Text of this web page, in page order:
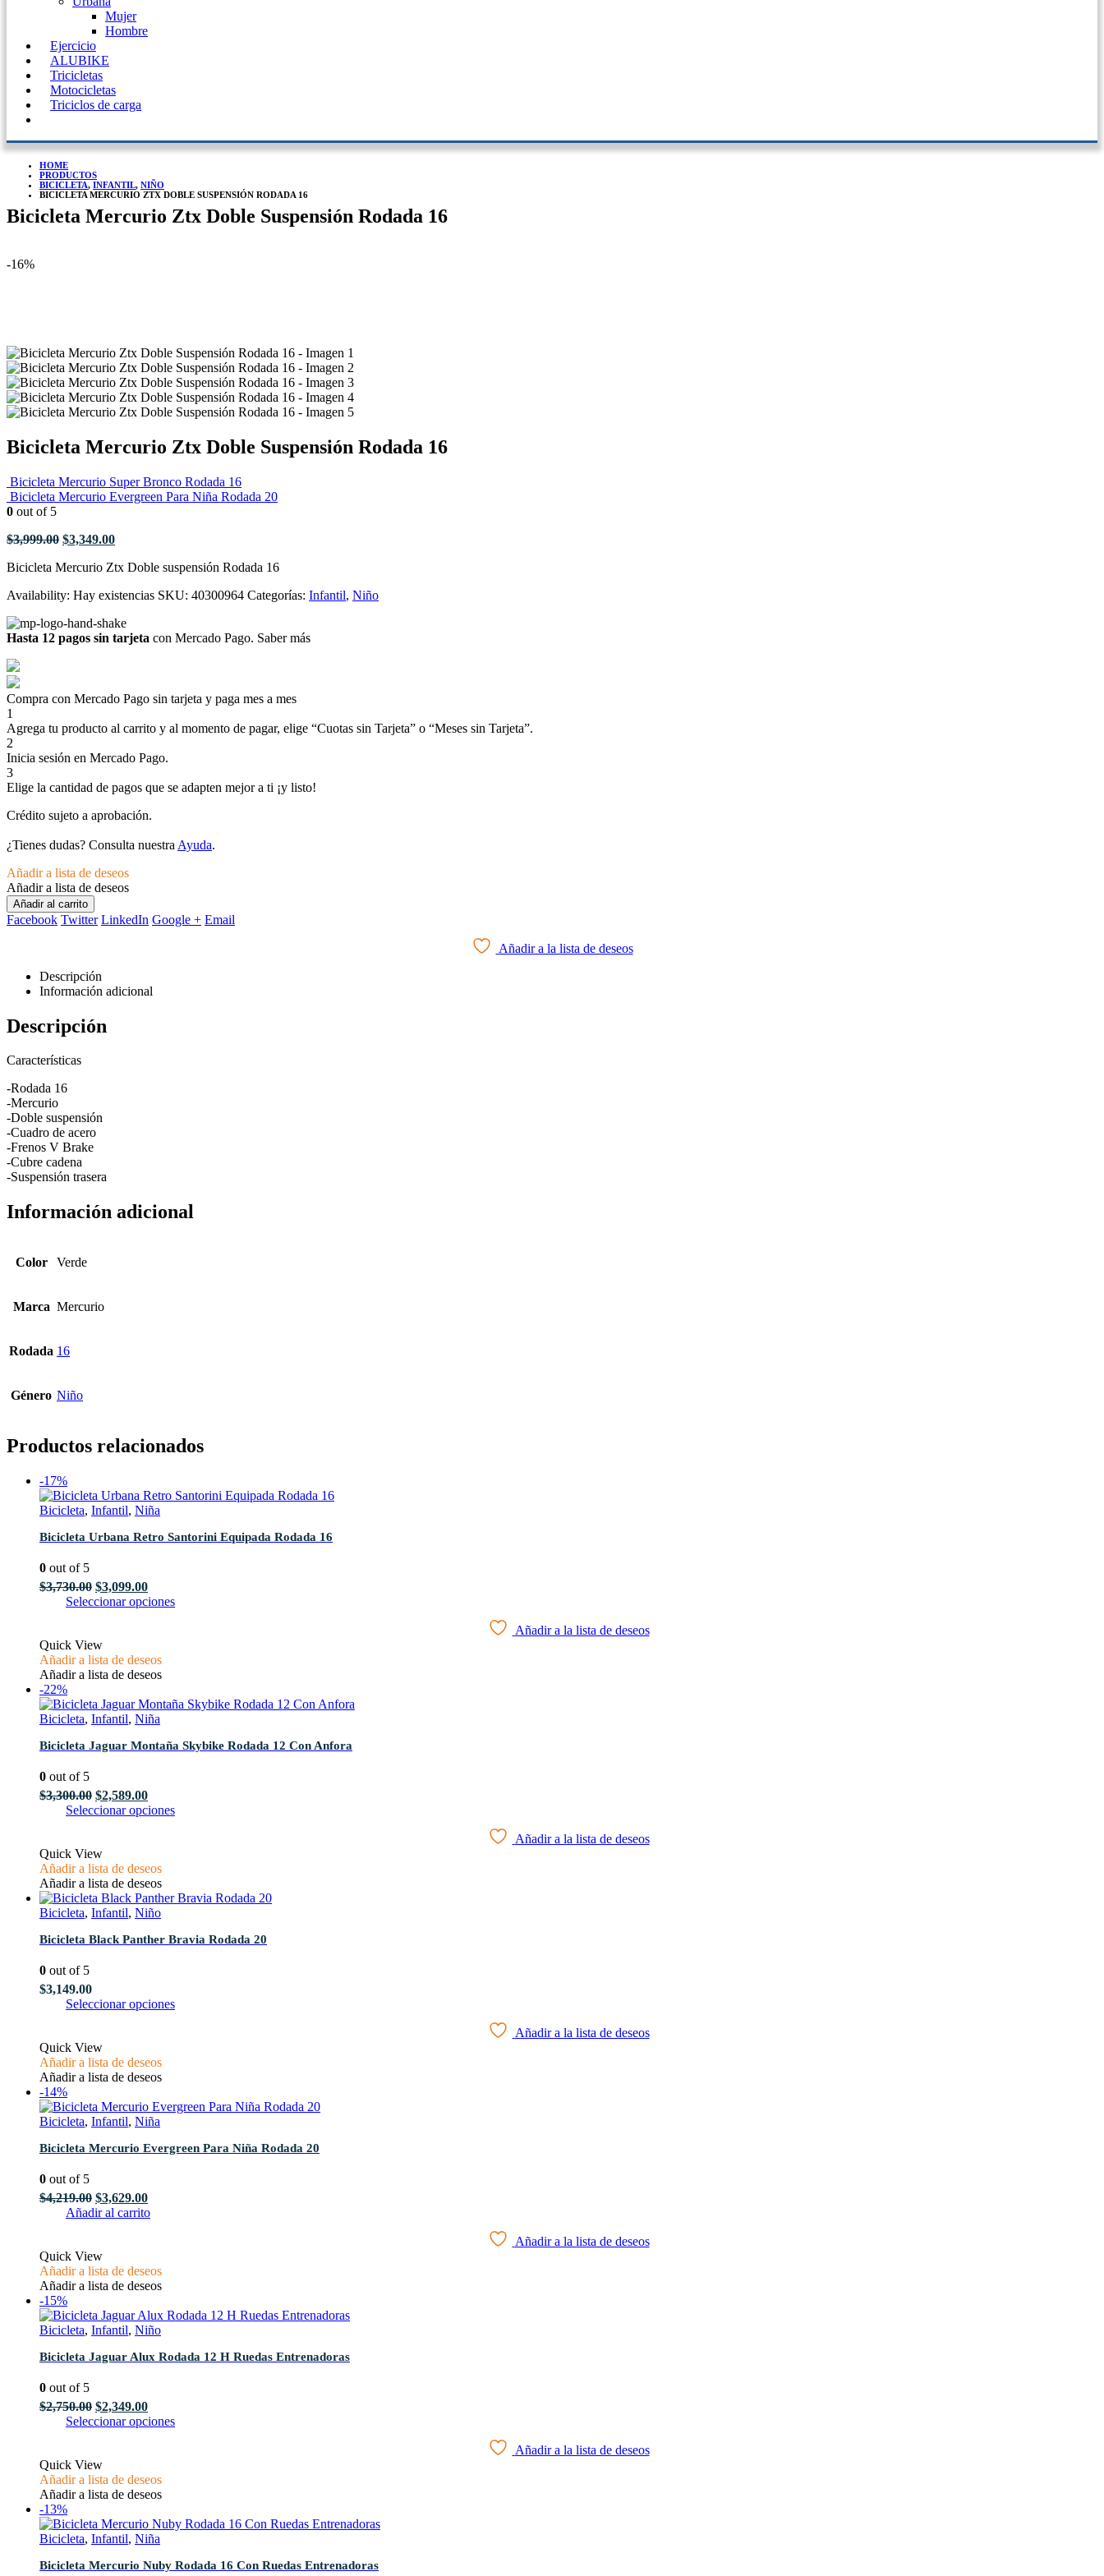
Mujer
Hombre
Ejercicio
ALUBIKE
Tricicletas
Motocicletas
Triciclos de carga
HOME
PRODUCTOS
BICICLETA, INFANTIL, NIÑO
BICICLETA MERCURIO ZTX DOBLE SUSPENSIÓN RODADA 16
Bicicleta Mercurio Ztx Doble Suspensión Rodada 16
-16%
Bicicleta Mercurio Ztx Doble Suspensión Rodada 16
Bicicleta Mercurio Super Bronco Rodada 16
Bicicleta Mercurio Evergreen Para Niña Rodada 20
0 out of 5
$3,999.00 El
original
$3,999.00.
$3,349.00El
actual
$3,349.00.
Bicicleta Mercurio Ztx Doble suspensión Rodada 16
Availability: Hay existencias SKU: 40300964 Categorías: Infantil, Niño
Hasta 12 pagos sin tarjeta con Mercado Pago. Saber más
Compra con Mercado Pago sin tarjeta y paga mes a mes
1
Agrega tu producto al carrito y al momento de pagar, elige “Cuotas sin Tarjeta” o “Meses sin Tarjeta”.
2
Inicia sesión en Mercado Pago.
3
Elige la cantidad de pagos que se adapten mejor a ti ¡y listo!
Crédito sujeto a aprobación.
¿Tienes dudas? Consulta nuestra Ayuda.
Añadir a lista de deseos
Añadir a lista de deseos
Añadir al carrito
Facebook Twitter LinkedIn Google + Email
Añadir a la lista de deseos
Descripción
Información adicional
Descripción
Características
-Rodada 16
-Mercurio
-Doble suspensión
-Cuadro de acero
-Frenos V Brake
-Cubre cadena
-Suspensión trasera
Información adicional
Color Verde
Marca Mercurio
Rodada 16
Género Niño
Productos relacionados
-17%
Bicicleta, Infantil, Niña
Bicicleta Urbana Retro Santorini Equipada Rodada 16
0 out of 5
$3,730.00 El
precio
$3,730.00.
$3,099.00El
precio
Seleccionar opciones
se
en
Añadir a la lista de deseos
Quick View
Añadir a lista de deseos
Añadir a lista de deseos
-22%
Bicicleta, Infantil, Niña
Bicicleta Jaguar Montaña Skybike Rodada 12 Con Anfora
0 out of 5
$3,300.00 El
precio
$3,300.00.
$2,589.00El
precio
Seleccionar opciones
opciones
elegir
Añadir a la lista de deseos
Quick View
Añadir a lista de deseos
Añadir a lista de deseos
Bicicleta, Infantil, Niño
Bicicleta Black Panther Bravia Rodada 20
0 out of 5
$3,149.00
Seleccionar opciones
se
en
Añadir a la lista de deseos
Quick View
Añadir a lista de deseos
Añadir a lista de deseos
-14%
Bicicleta, Infantil, Niña
Bicicleta Mercurio Evergreen Para Niña Rodada 20
0 out of 5
$4,219.00 El
precio
$4,219.00.
$3,629.00El
precio
Añadir al carrito
Añadir a la lista de deseos
Quick View
Añadir a lista de deseos
Añadir a lista de deseos
-15%
Bicicleta, Infantil, Niño
Bicicleta Jaguar Alux Rodada 12 H Ruedas Entrenadoras
0 out of 5
$2,750.00 El
precio
$2,750.00.
$2,349.00El
precio
Seleccionar opciones
se
en
Añadir a la lista de deseos
Quick View
Añadir a lista de deseos
Añadir a lista de deseos
-13%
Bicicleta, Infantil, Niña
Bicicleta Mercurio Nuby Rodada 16 Con Ruedas Entrenadoras